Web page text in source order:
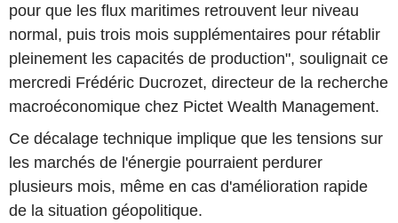
pour que les flux maritimes retrouvent leur niveau
normal, puis trois mois supplémentaires pour rétablir
pleinement les capacités de production", soulignait ce
mercredi Frédéric Ducrozet, directeur de la recherche
macroéconomique chez Pictet Wealth Management.
Ce décalage technique implique que les tensions sur
les marchés de l'énergie pourraient perdurer
plusieurs mois, même en cas d'amélioration rapide
de la situation géopolitique.